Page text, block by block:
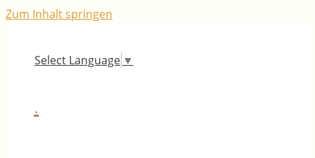
Zum Inhalt springen
Select Language ▼
.